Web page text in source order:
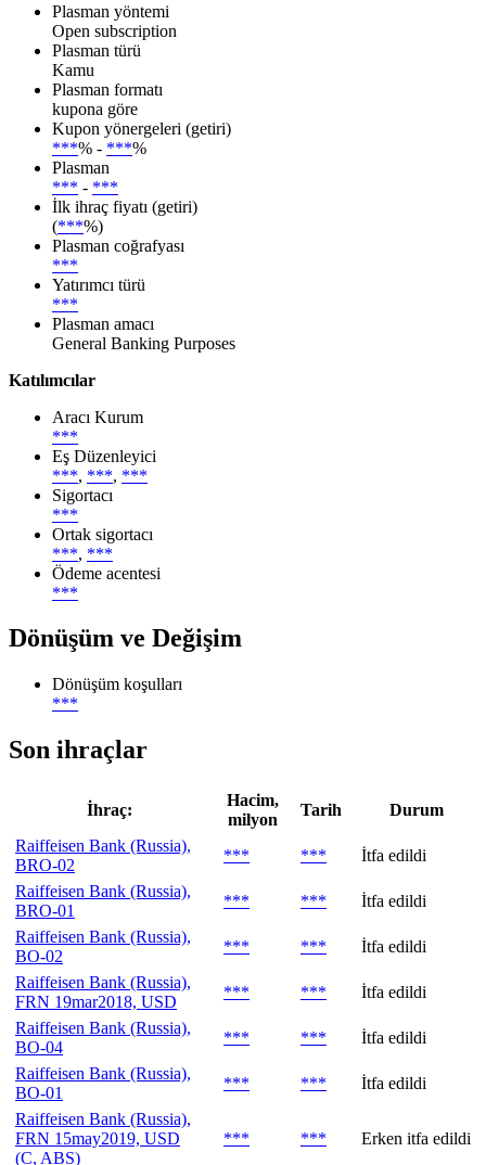
Plasman yöntemi
Open subscription
Plasman türü
Kamu
Plasman formatı
kupona göre
Kupon yönergeleri (getiri)
***% - ***%
Plasman
*** - ***
İlk ihraç fiyatı (getiri)
(***%)
Plasman coğrafyası
***
Yatırımcı türü
***
Plasman amacı
General Banking Purposes
Katılımcılar
Aracı Kurum
***
Eş Düzenleyici
***, ***, ***
Sigortacı
***
Ortak sigortacı
***, ***
Ödeme acentesi
***
Dönüşüm ve Değişim
Dönüşüm koşulları
***
Son ihraçlar
İhraç:
Hacim,
milyon
Tarih
Durum
Raiffeisen Bank (Russia),
BRO-02
*** ***
İtfa edildi
Raiffeisen Bank (Russia),
BRO-01
*** ***
İtfa edildi
Raiffeisen Bank (Russia),
BO-02
*** ***
İtfa edildi
Raiffeisen Bank (Russia),
FRN 19mar2018, USD
*** ***
İtfa edildi
Raiffeisen Bank (Russia),
BO-04
*** ***
İtfa edildi
Raiffeisen Bank (Russia),
BO-01
*** ***
İtfa edildi
Raiffeisen Bank (Russia),
FRN 15may2019, USD
(C, ABS)
*** *** Erken itfa edildi